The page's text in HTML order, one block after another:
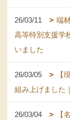
26/03/11
端
高等特別支援学
いました
26/03/05
【
組み上げました
26/03/04
【